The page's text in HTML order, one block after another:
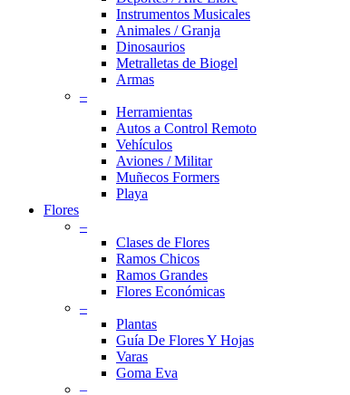
Instrumentos Musicales
Animales / Granja
Dinosaurios
Metralletas de Biogel
Armas
–
Herramientas
Autos a Control Remoto
Vehículos
Aviones / Militar
Muñecos Formers
Playa
Flores
–
Clases de Flores
Ramos Chicos
Ramos Grandes
Flores Económicas
–
Plantas
Guía De Flores Y Hojas
Varas
Goma Eva
–